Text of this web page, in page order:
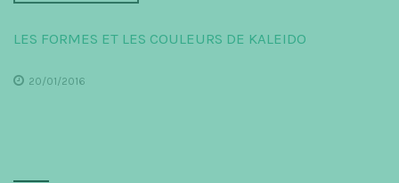
LES FORMES ET LES COULEURS DE KALEIDO
20/01/2016